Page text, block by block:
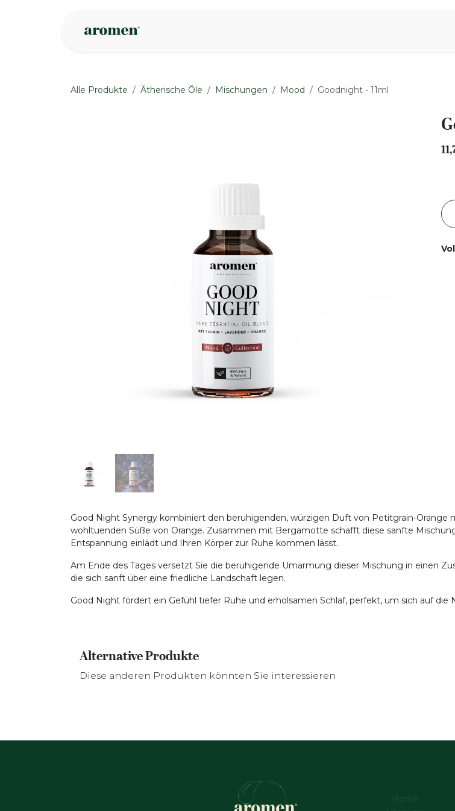
Alle Produkte Ätherische Öle Mischungen Mood Goodnight - 11ml
Good Night Synergy kombiniert den beruhigenden, würzigen Duft von Petitgrain-Orange
wohltuenden Süße von Orange. Zusammen mit Bergamotte schafft diese sanfte
Entspannung einlädt und Ihren Körper zur Ruhe kommen lässt.
Am Ende des Tages versetzt Sie die beruhigende Umarmung dieser Mischung in einen
die sich sanft über eine friedliche Landschaft legen.
Good Night fördert ein Gefühl tiefer Ruhe und erholsamen Schlaf, perfekt, um sich auf
Alternative Produkte
Diese anderen Produkten könnten Sie interessieren
Home